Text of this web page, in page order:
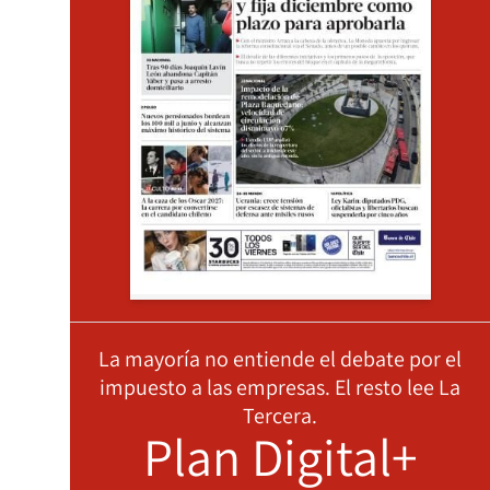
La mayoría no entiende el debate por el
impuesto a las empresas. El resto lee La
Tercera.
Plan Digital+